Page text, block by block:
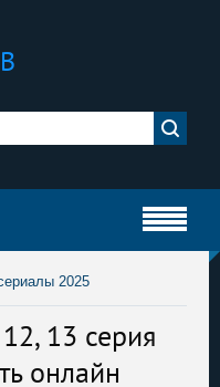
2025
13 серия
онлайн